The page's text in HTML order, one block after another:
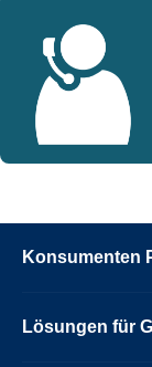
Konsumenten
Lösungen für